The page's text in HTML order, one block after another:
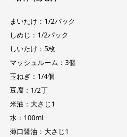
まいたけ：1/2パック
しめじ：1/2パック
しいたけ：5枚
マッシュルーム：3個
玉ねぎ：1/4個
豆腐：1/2丁
米油：大さじ1
水：100ml
薄口醤油：大さじ1